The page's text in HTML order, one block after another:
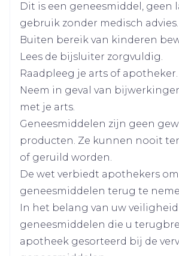
zwelling van de lippen, tong of
netelroos (huiduitslag met
bultjes)
plotselinge kortademigheid of
ademhalen
pijn op de borst of in de
gezwollen been of arm
pijnlijk of gevoelig been
roodheid of verkleuring van
arm
artritis en juveniele arthritis
aanbevolen dosering voor
kg of zwaarder is tweemaal
Breedte 91 mm
Lengte
Diepte 50 mm
Ingrediënten
tofacitinib
Behoud
25°C)
Dit is een geneesmiddel, geen
gebruik zonder medisch advies.
Buiten bereik van kinderen
Lees de bijsluiter zorgvuldig.
Raadpleeg je arts of apotheker.
Neem in geval van
met je arts.
Geneesmiddelen zijn geen
producten. Ze kunnen nooit
of geruild worden.
De wet verbiedt apothekers
geneesmiddelen terug te
In het belang van uw
geneesmiddelen die u
apotheek gesorteerd bij de